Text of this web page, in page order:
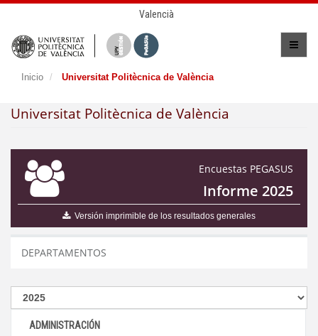
Valencià
Inicio Universitat Politècnica de València
Universitat Politècnica de València
Encuestas PEGASUS
Informe 2025
Versión imprimible de los resultados generales
DEPARTAMENTOS
ADMINISTRACIÓN